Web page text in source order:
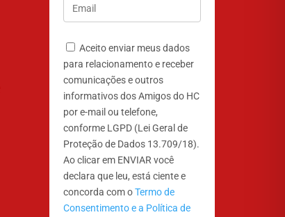
Aceito enviar meus dados
para relacionamento e receber
comunicações e outros
informativos dos Amigos do HC
por e-mail ou telefone,
conforme LGPD (Lei Geral de
Proteção de Dados 13.709/18).
Ao clicar em ENVIAR você
declara que leu, está ciente e
concorda com oTermo de
Consentimento e a Política de